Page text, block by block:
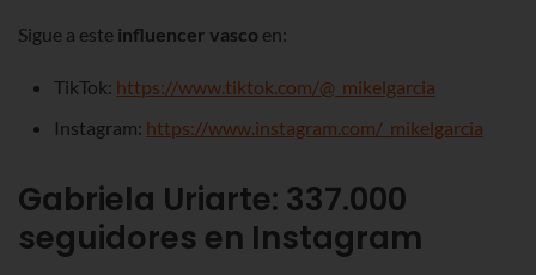
Sigue a este influencer vasco en:
TikTok: https://www.tiktok.com/@_mikelgarcia
Instagram: https://www.instagram.com/_mikelgarcia
Gabriela Uriarte: 337.000
seguidores en Instagram